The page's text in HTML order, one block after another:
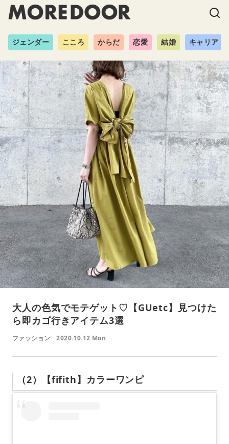
ジェンダー こころ からだ 恋愛 結婚 キャリア
大人の色気でモテゲット♡【GUetc】見つけた
ら即カゴ行きアイテム3選
ファッション 2020.10.12 Mon
（2）【fifith】カラーワンピ